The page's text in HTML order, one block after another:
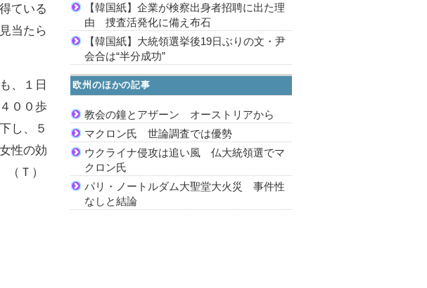
ている
当たら
、１日
００歩
し、５
性の効
Ｔ）
【韓国紙】企業が検察出身者招聘に出た理
由 捜査活発化に備え布石
【韓国紙】大統領選挙後19日ぶりの文・尹
会合は“半分成功”
欧州のほかの記事
教会の鐘とアザーン オーストリアから
マクロン氏 世論調査では優勢
ウクライナ侵攻は追い風 仏大統領選でマ
クロン氏
パリ・ノートルダム大聖堂大火災 事件性
なしと結論